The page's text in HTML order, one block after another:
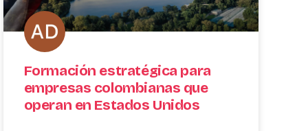
Formación estratégica para
empresas colombianas que
operan en Estados Unidos